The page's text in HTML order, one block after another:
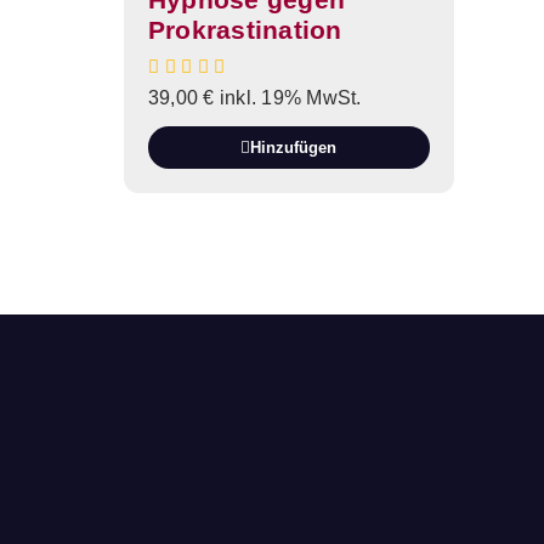
Prokrastination
39,00€ inkl. 19% MwSt.
Hinzufügen